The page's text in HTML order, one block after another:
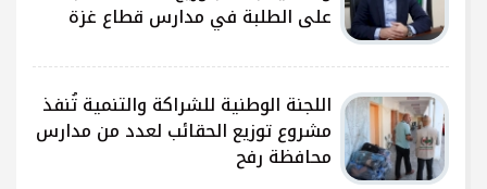
على الطلبة في مدارس قطاع غزة
اللجنة الوطنية للشراكة والتنمية تُنفذ
مشروع توزيع الحقائب لعدد من مدارس
محافظة رفح